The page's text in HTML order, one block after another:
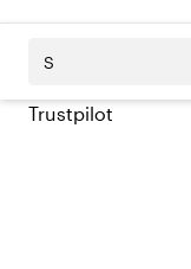
S
Trustpilot